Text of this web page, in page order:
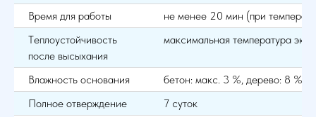
Время для работы
не менее 20 мин (при
Tеплоустойчивость
после высыхания
максимальная температура
Влажность основания
бетон: макс. 3 %, дерево: 8 %
Полное отверждение
7 суток